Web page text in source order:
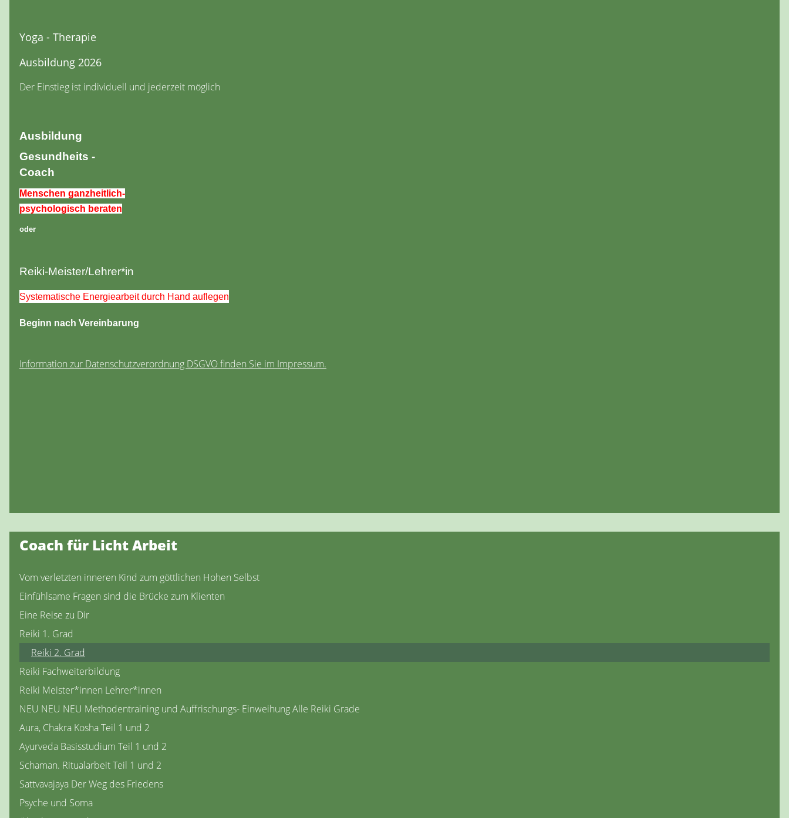
Coach für Licht Arbeit
Vom verletzten inneren Kind zum göttlichen Hohen Selbst
Einfühlsame Fragen sind die Brücke zum Klienten
Eine Reise zu Dir
Reiki 1. Grad
Reiki 2. Grad
Reiki Fachweiterbildung
Reiki Meister*innen Lehrer*innen
NEU NEU NEU Methodentraining und Auffrischungs- Einweihung Alle Reiki Grade
Aura, Chakra Kosha Teil 1 und 2
Ayurveda Basisstudium Teil 1 und 2
Schaman. Ritualarbeit Teil 1 und 2
Sattvavajaya Der Weg des Friedens
Psyche und Soma
Yoga - Therapie
Ausbildung 2026
Der Einstieg ist individuell und jederzeit möglich
Ausbildung
Gesundheits -
Coach
Menschen ganzheitlich-
psychologisch beraten
oder
Reiki-Meister/Lehrer*in
Systematische Energiearbeit durch Hand auflegen
Beginn nach Vereinbarung
Information zur Datenschutzverordnung DSGVO finden Sie im Impressum.